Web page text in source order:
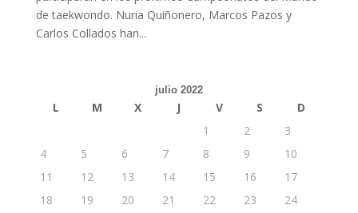
de taekwondo. Nuria Quiñonero, Marcos Pazos y
Carlos Collados han...
julio 2022
L M X J V S
D
1
2
3
4
5 6 7 8 9
10
11
12 13 14 15 16
17
18
19 20 21 22 23
24